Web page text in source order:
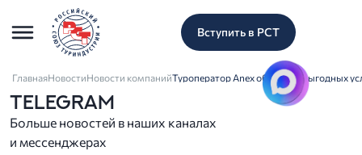
Вступить в РСТ
ГлавнаяНовостиНовости компанийТуроператор Anex объявил о выгодных
TELEGRAM
Больше новостей в наших каналах
и мессенджерах